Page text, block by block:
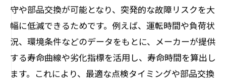
守や部品交換が可能となり、突発的な故障リスクを大
幅に低減できるためです。例えば、運転時間や負荷状
況、環境条件などのデータをもとに、メーカーが提供
する寿命曲線や劣化指標を活用し、寿命時間を算出し
ます。これにより、最適な点検タイミングや部品交換